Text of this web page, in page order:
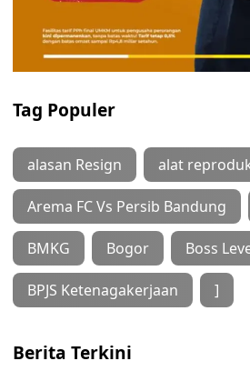
Tag Populer
alasan Resign alat
Arema FC Vs Persib Bandung
BMKG Bogor Boss
BPJS Ketenagakerjaan ]
Berita Terkini